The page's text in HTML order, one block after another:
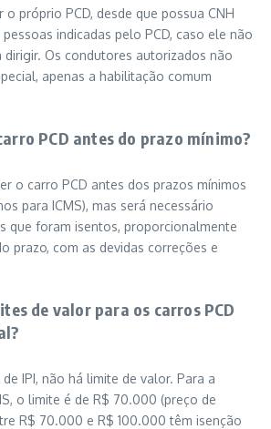
próprio PCD, desde que possua CNH
indicadas pelo PCD, caso ele não
dirigir. Os condutores autorizados não
apenas a habilitação comum
PCD antes do prazo mínimo?
o carro PCD antes dos prazos mínimos
para ICMS), mas será necessário
que foram isentos, proporcionalmente
prazo, com as devidas correções e
de valor para os carros PCD
IPI, não há limite de valor. Para a
o limite é de R$ 70.000 (preço de
R$ 70.000 e R$ 100.000 têm isenção